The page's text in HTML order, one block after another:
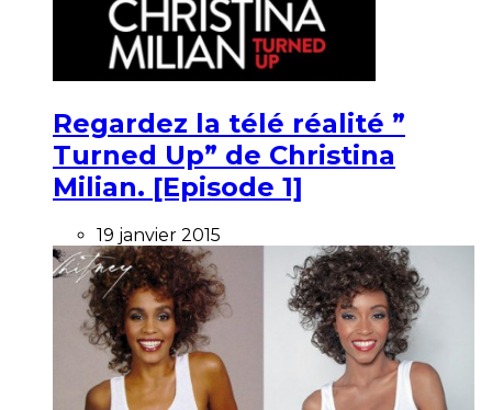
Regardez la télé réalité ”
Turned Up” de Christina
Milian. [Episode 1]
19 janvier 2015